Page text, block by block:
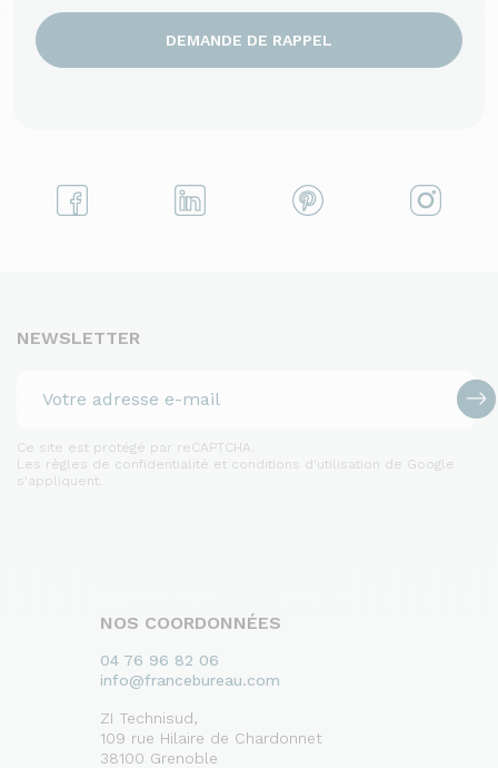
DEMANDE DE RAPPEL
NEWSLETTER
Ce site est protégé par reCAPTCHA.
Les règles de confidentialité et conditions d'utilisation de Google
s'appliquent.
NOS COORDONNÉES
04 76 96 82 06
info@francebureau.com
ZI Technisud,
109 rue Hilaire de Chardonnet
38100 Grenoble